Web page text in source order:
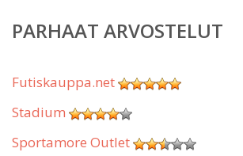
PARHAAT ARVOSTELUT
Futiskauppa.net
Stadium
Sportamore Outlet